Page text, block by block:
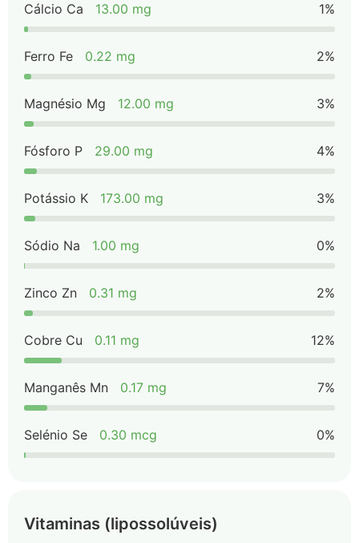
Cálcio Ca 13.00 mg 1%
Ferro Fe 0.22 mg 2%
Magnésio Mg 12.00 mg 3%
Fósforo P 29.00 mg 4%
Potássio K 173.00 mg 3%
Sódio Na 1.00 mg 0%
Zinco Zn 0.31 mg 2%
Cobre Cu 0.11 mg 12%
Manganês Mn 0.17 mg 7%
Selénio Se 0.30 mcg 0%
Vitaminas (lipossolúveis)